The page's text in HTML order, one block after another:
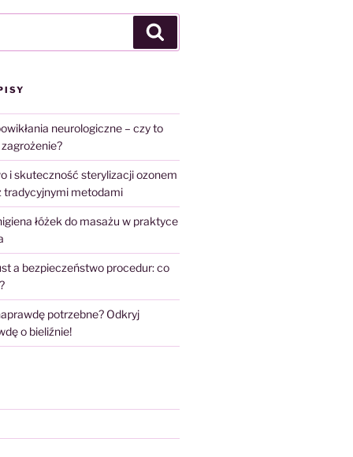
neurologiczne – czy to
i skuteczność sterylizacji ozonem
tradycyjnymi metodami
łóżek do masażu w praktyce
a bezpieczeństwo procedur: co
potrzebne? Odkryj
o bieliźnie!